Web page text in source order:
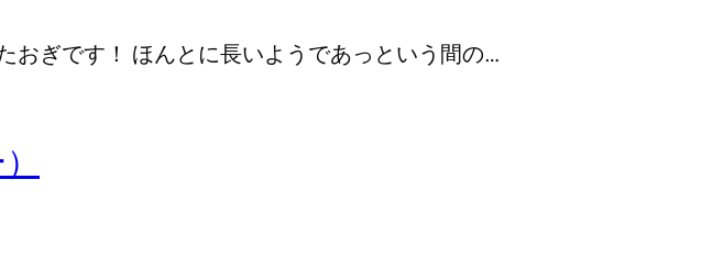
おぎです！ ほんとに長いようであっという間の…